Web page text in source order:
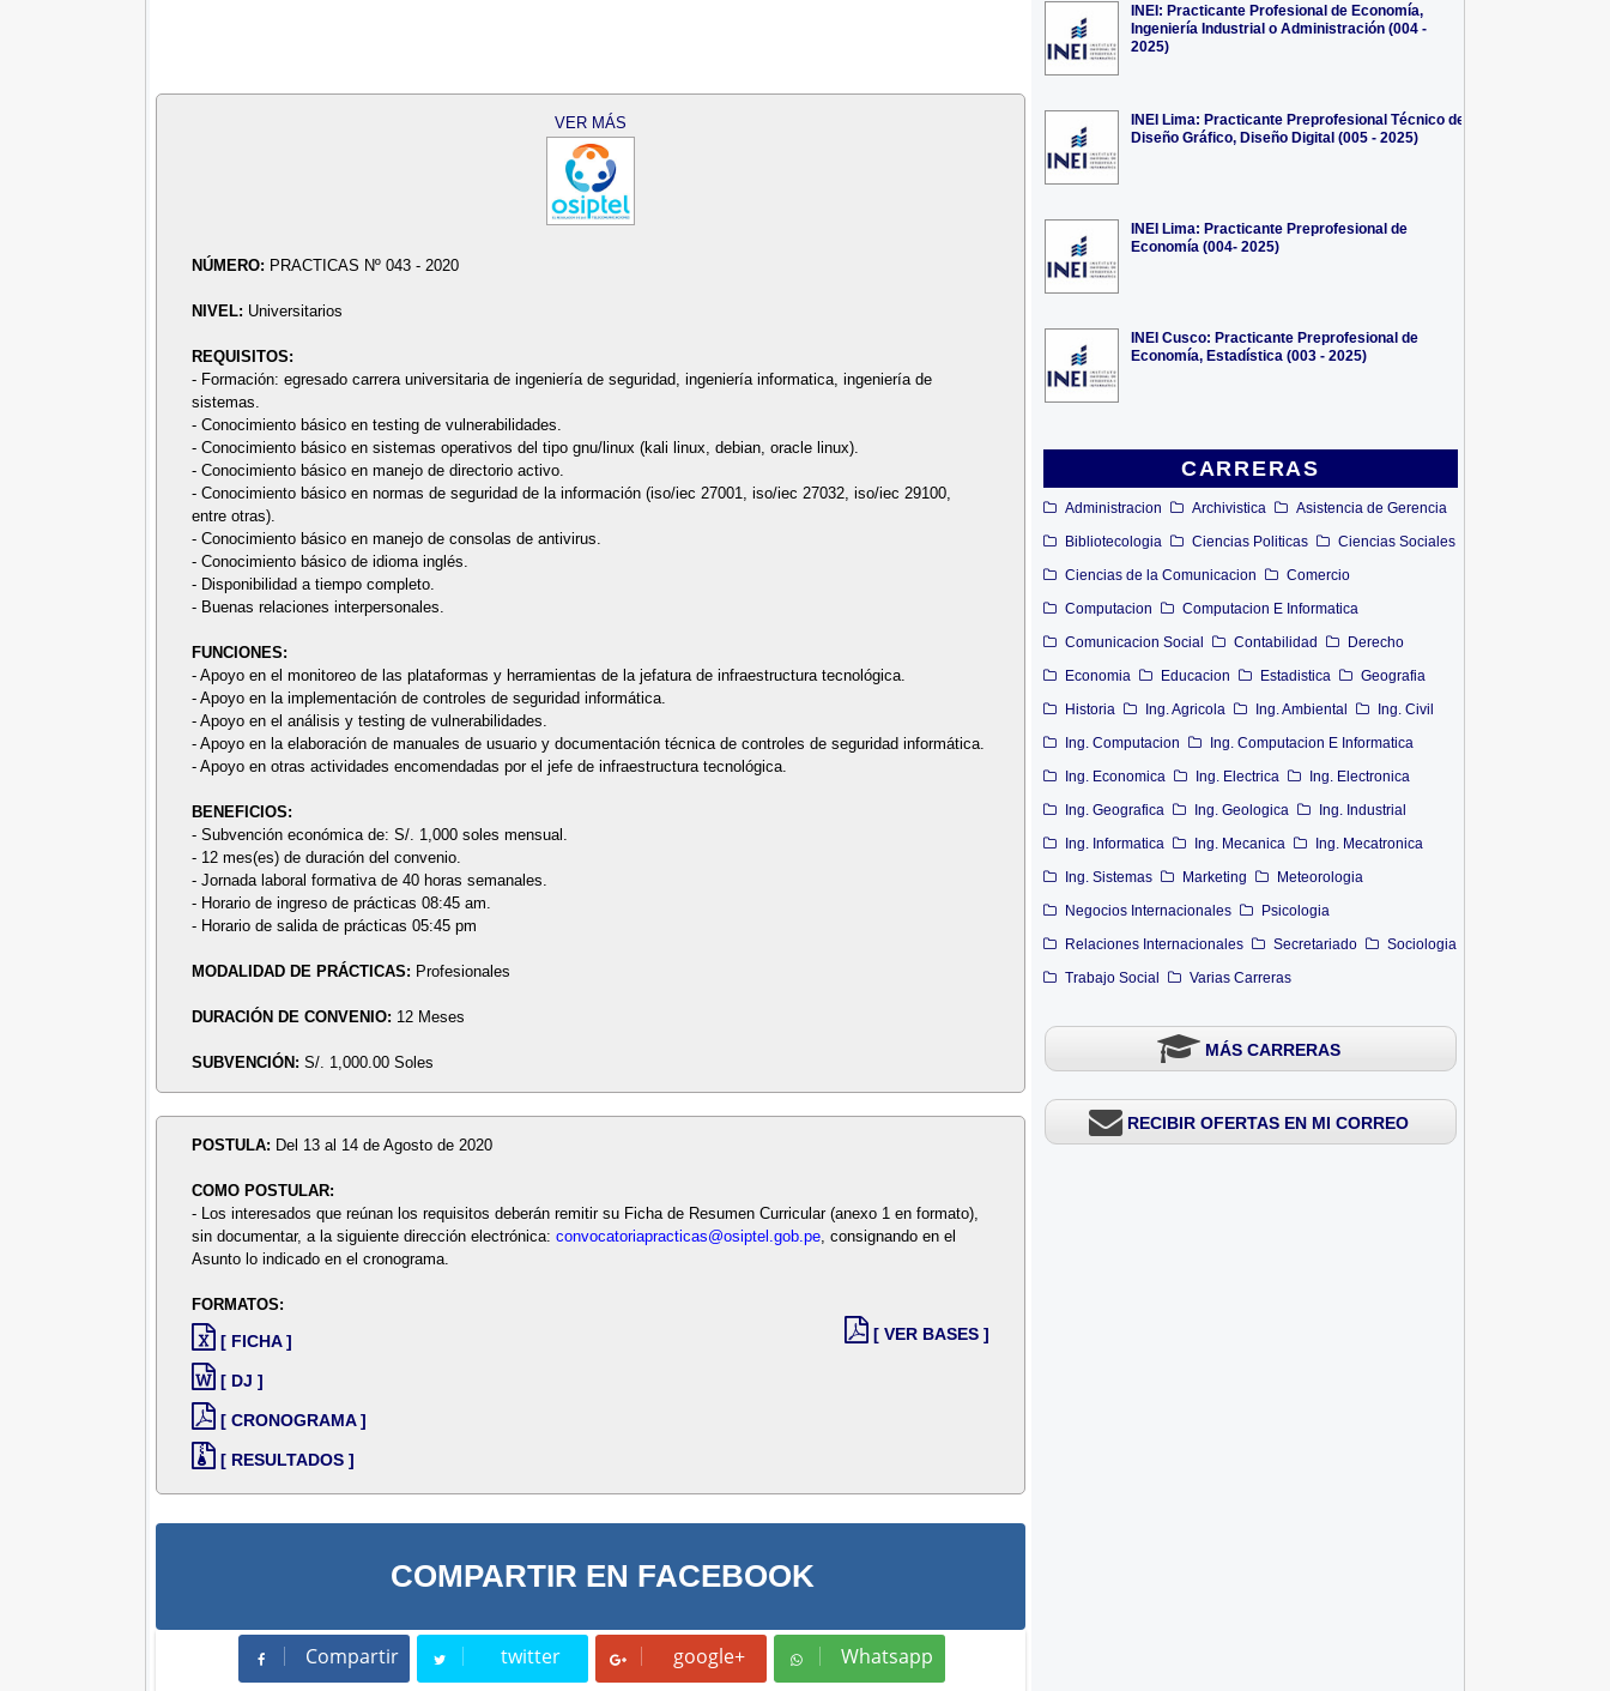
INEI: Practicante Profesional de Economía,
Ingeniería Industrial o Administración (004 -
2025)
INEI Lima: Practicante Preprofesional Técnico de
Diseño Gráfico, Diseño Digital (005 - 2025)
INEI Lima: Practicante Preprofesional de
Economía (004- 2025)
INEI Cusco: Practicante Preprofesional de
Economía, Estadística (003 - 2025)
CARRERAS
Administracion Archivistica
Asistencia de Gerencia
Bibliotecologia
Ciencias Politicas
Ciencias Sociales
Ciencias de la Comunicacion
Comercio
Computacion
Computacion E Informatica
Comunicacion Social
Contabilidad
Derecho
Economia
Educacion Estadistica
Geografia
Historia
Ing. Agricola Ing. Ambiental
Ing. Civil
Ing. Computacion
Ing. Computacion E Informatica
Ing. Economica
Ing. Electrica
Ing. Electronica
Ing. Geografica
Ing. Geologica
Ing. Industrial
Ing. Informatica
Ing. Mecanica
Ing. Mecatronica
Ing. Sistemas
Marketing
Meteorologia
Negocios Internacionales
Psicologia
Relaciones Internacionales
Secretariado
Sociologia
Trabajo Social
Varias Carreras
MÁS CARRERAS
RECIBIR OFERTAS EN MI CORREO
VER MÁS
NÚMERO: PRACTICAS Nº 043 - 2020
NIVEL: Universitarios
REQUISITOS:
- Formación: egresado carrera universitaria de ingeniería de seguridad, ingeniería informatica, ingeniería de
sistemas.
- Conocimiento básico en testing de vulnerabilidades.
- Conocimiento básico en sistemas operativos del tipo gnu/linux (kali linux, debian, oracle linux).
- Conocimiento básico en manejo de directorio activo.
- Conocimiento básico en normas de seguridad de la información (iso/iec 27001, iso/iec 27032, iso/iec 29100,
entre otras).
- Conocimiento básico en manejo de consolas de antivirus.
- Conocimiento básico de idioma inglés.
- Disponibilidad a tiempo completo.
- Buenas relaciones interpersonales.
FUNCIONES:
- Apoyo en el monitoreo de las plataformas y herramientas de la jefatura de infraestructura tecnológica.
- Apoyo en la implementación de controles de seguridad informática.
- Apoyo en el análisis y testing de vulnerabilidades.
- Apoyo en la elaboración de manuales de usuario y documentación técnica de controles de seguridad informática.
- Apoyo en otras actividades encomendadas por el jefe de infraestructura tecnológica.
BENEFICIOS:
- Subvención económica de: S/. 1,000 soles mensual.
- 12 mes(es) de duración del convenio.
- Jornada laboral formativa de 40 horas semanales.
- Horario de ingreso de prácticas 08:45 am.
- Horario de salida de prácticas 05:45 pm
MODALIDAD DE PRÁCTICAS: Profesionales
DURACIÓN DE CONVENIO: 12 Meses
SUBVENCIÓN:S/. 1,000.00 Soles
POSTULA: Del 13 al 14 de Agosto de 2020
COMO POSTULAR:
- Los interesados que reúnan los requisitos deberán remitir su Ficha de Resumen Curricular (anexo 1 en formato),
sin documentar, a la siguiente dirección electrónica:convocatoriapracticas@osiptel.gob.pe, consignando en el
Asunto lo indicado en el cronograma.
FORMATOS:
[ FICHA ]
[ DJ ]
[ CRONOGRAMA ]
[ RESULTADOS ]
[ VER BASES ]
COMPARTIR EN FACEBOOK
Compartir
Compartir twitter
Tweet google+ Whatsapp
Whatsapp